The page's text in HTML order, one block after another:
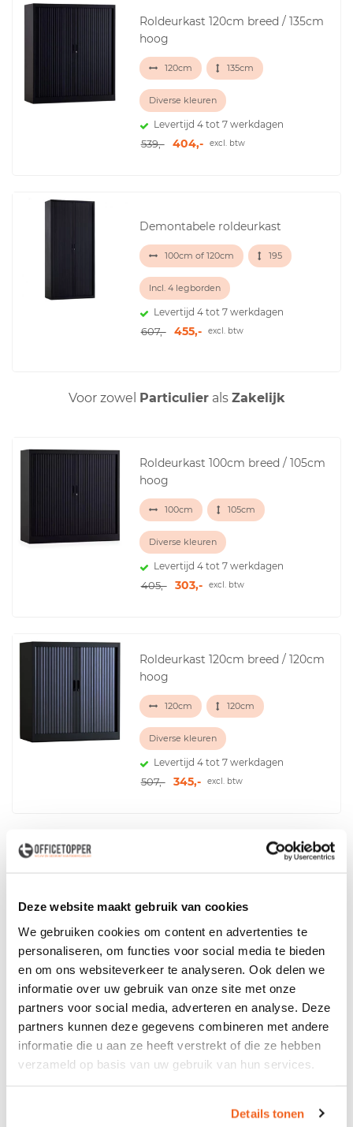
Deze website maakt gebruik van cookies
We gebruiken cookies om content en advertenties te
personaliseren, om functies voor social media te bieden
en om ons websiteverkeer te analyseren. Ook delen we
informatie over uw gebruik van onze site met onze
partners voor social media, adverteren en analyse. Deze
partners kunnen deze gegevens combineren met andere
informatie die u aan ze heeft verstrekt of die ze hebben
verzameld op basis van uw gebruik van hun services.
Details tonen
Roldeurkast 120cm breed / 135cm
hoog
120cm 135cm
Diverse kleuren
Levertijd 4 tot 7 werkdagen
539,- 404,- excl. btw
Demontabele roldeurkast
100cm of 120cm 195
Incl. 4 legborden
Levertijd 4 tot 7 werkdagen
607,- 455,- excl. btw
Voor zowel Particulierals Zakelijk
Roldeurkast 100cm breed / 105cm
hoog
100cm 105cm
Diverse kleuren
Levertijd 4 tot 7 werkdagen
405,- 303,- excl. btw
Roldeurkast 120cm breed / 120cm
hoog
120cm 120cm
Diverse kleuren
Levertijd 4 tot 7 werkdagen
507,- 345,- excl. btw
80 of 120cm
Levertijd 4 tot 7 werkdagen
53,- 45,- excl. btw
Houten roldeurkast 77cm hoog -
Narbutas